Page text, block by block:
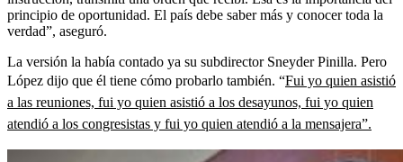
principio de oportunidad. El país debe saber más y conocer toda la
verdad”, aseguró.
La versión la había contado ya su subdirector Sneyder Pinilla. Pero
López dijo que él tiene cómo probarlo también. “Fui yo quien asistió
a las reuniones, fui yo quien asistió a los desayunos, fui yo quien
atendió a los congresistas y fui yo quien atendió a la mensajera”.